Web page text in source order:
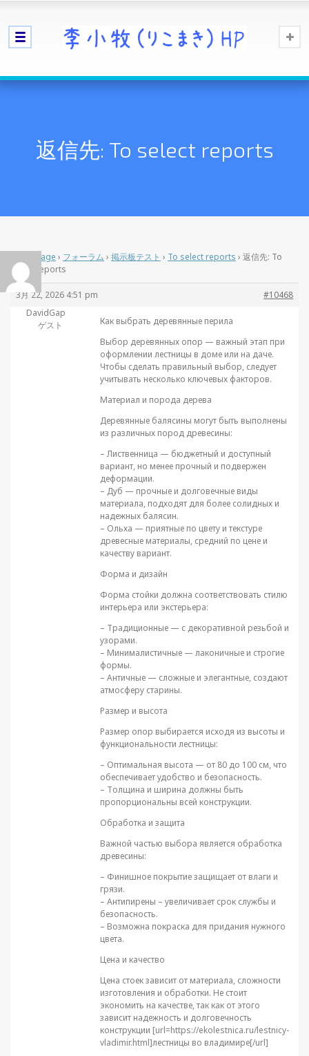
返信先: To select reports
Home Page › フォーラム › 掲示板テスト › To select reports › 返信先: To
select reports
3月 22, 2026 4:51 pm
#10468
DavidGap
ゲスト
Как выбрать деревянные перила
Выбор деревянных опор — важный этап при
оформлении лестницы в доме или на даче.
Чтобы сделать правильный выбор, следует
учитывать несколько ключевых факторов.
Материал и порода дерева
Деревянные балясины могут быть выполнены
из различных пород древесины:
– Лиственница — бюджетный и доступный
вариант, но менее прочный и подвержен
деформации.
– Дуб — прочные и долговечные виды
материала, подходят для более солидных и
надежных балясин.
– Ольха — приятные по цвету и текстуре
древесные материалы, средний по цене и
качеству вариант.
Форма и дизайн
Форма стойки должна соответствовать стилю
интерьера или экстерьера:
– Традиционные — с декоративной резьбой и
узорами.
– Минималистичные — лаконичные и строгие
формы.
– Античные — сложные и элегантные, создают
атмосферу старины.
Размер и высота
Размер опор выбирается исходя из высоты и
функциональности лестницы:
– Оптимальная высота — от 80 до 100 см, что
обеспечивает удобство и безопасность.
– Толщина и ширина должны быть
пропорциональны всей конструкции.
Обработка и защита
Важной частью выбора является обработка
древесины:
– Финишное покрытие защищает от влаги и
грязи.
– Антипирены – увеличивает срок службы и
безопасность.
– Возможна покраска для придания нужного
цвета.
Цена и качество
Цена стоек зависит от материала, сложности
изготовления и обработки. Не стоит
экономить на качестве, так как от этого
зависит надежность и долговечность
конструкции [url=https://ekolestnica.ru/lestnicy-
vladimir.html]лестницы во владимире[/url]